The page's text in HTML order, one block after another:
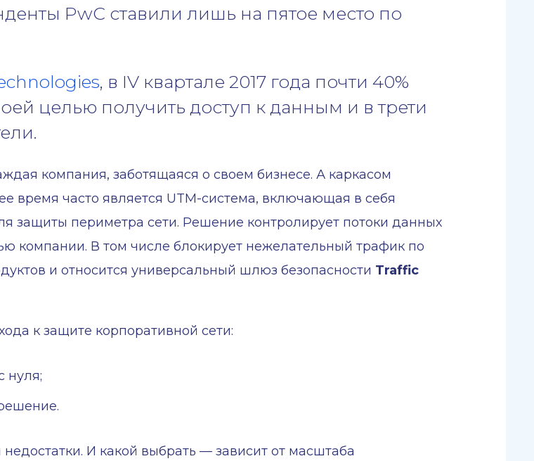
PwC ставили лишь на пятое место по
, в IV квартале 2017 года почти 40%
целью получить доступ к данным и в трети
компания, заботящаяся о своем бизнесе. А каркасом
время часто является UTM-система, включающая в себя
защиты периметра сети. Решение контролирует потоки данных
компании. В том числе блокирует нежелательный трафик по
и относится универсальный шлюз безопасности Traffic
к защите корпоративной сети:
нуля;
недостатки. И какой выбрать — зависит от масштаба